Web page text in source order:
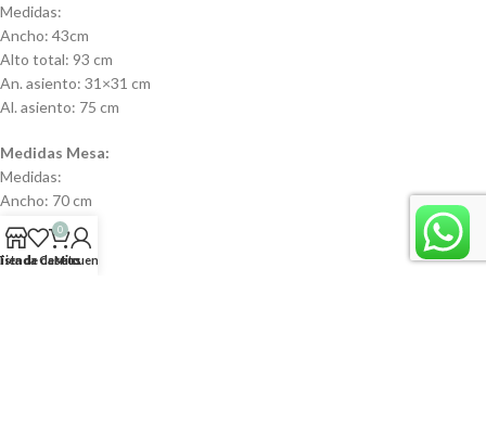
Medidas:
Ancho: 43cm
Alto total: 93 cm
An. asiento: 31×31 cm
Al. asiento: 75 cm
Medidas Mesa:
Medidas:
Ancho: 70 cm
Largo: 70 cm
Alto: 105 cm
de deseos
0
Carrito
Mi cuenta